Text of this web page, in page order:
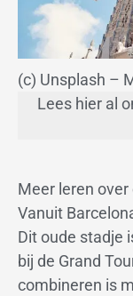
(c) Unsplash –
Lees hier al
Meer leren
Vanuit
Dit oude stadje
bij de Grand
combineren is